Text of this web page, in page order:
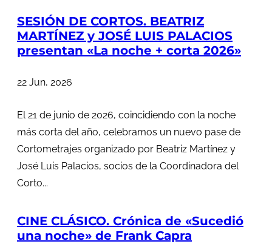
SESIÓN DE CORTOS. BEATRIZ
MARTÍNEZ y JOSÉ LUIS PALACIOS
presentan «La noche + corta 2026»
22 Jun, 2026
El 21 de junio de 2026, coincidiendo con la noche
más corta del año, celebramos un nuevo pase de
Cortometrajes organizado por Beatriz Martínez y
José Luis Palacios, socios de la Coordinadora del
Corto...
CINE CLÁSICO. Crónica de «Sucedió
una noche» de Frank Capra